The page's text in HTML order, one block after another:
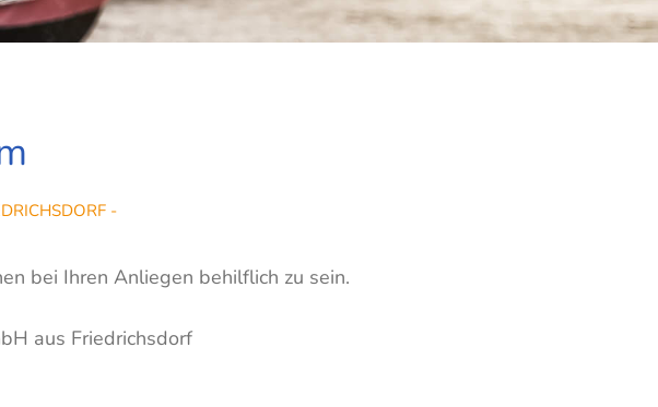
-
bei Ihren Anliegen behilflich zu sein.
aus Friedrichsdorf